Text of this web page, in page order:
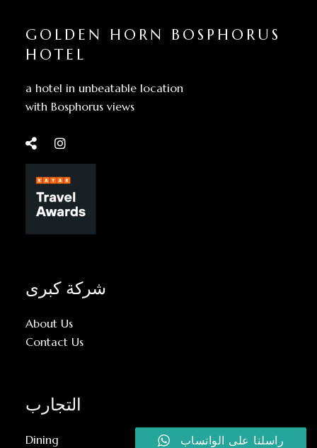
GOLDEN HORN BOSPHORUS
HOTEL
a hotel in unbeatable location
with Bosphorus views
شركة كبرى
About Us
Contact Us
التجارب
Dining
راسلنا على الواتساب